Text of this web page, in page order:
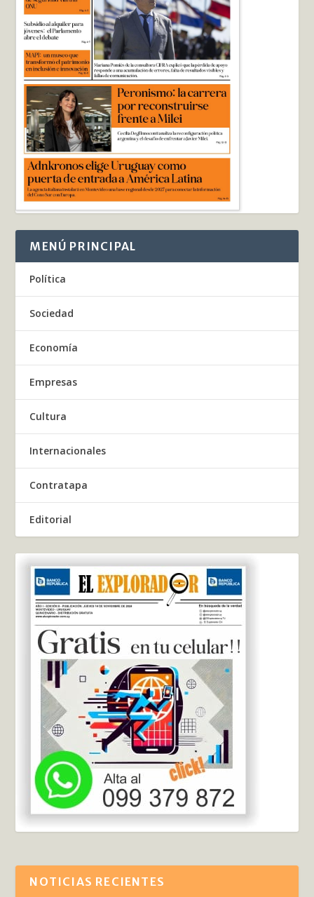
MENÚ PRINCIPAL
Política
Sociedad
Economía
Empresas
Cultura
Internacionales
Contratapa
Editorial
NOTICIAS RECIENTES